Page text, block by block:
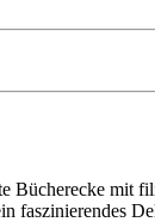
Bücherecke
faszinierendes